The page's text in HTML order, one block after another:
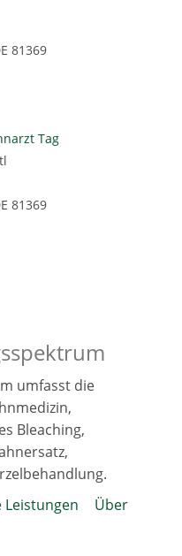
81369
Tag
81369
umfasst die
Bleaching,
Leistungen
Über